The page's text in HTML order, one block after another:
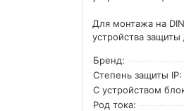
Для монтажа на
устройства
Бренд:
Степень защиты IP:
С устройством
Род тока: